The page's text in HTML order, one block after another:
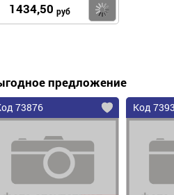
1434,50 руб
предложение
73876 Код